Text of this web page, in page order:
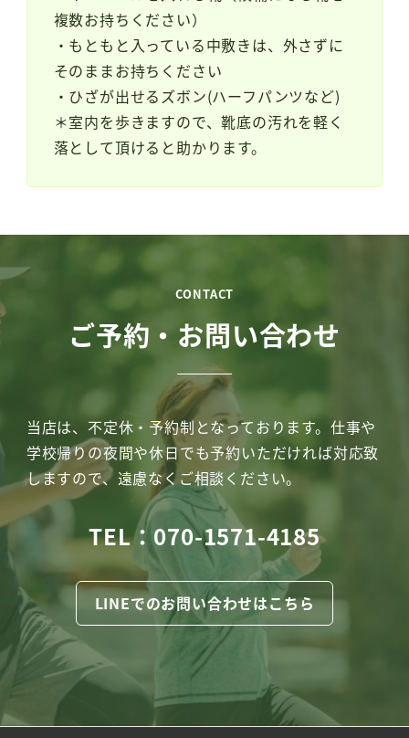
複数お持ちください）
・もともと入っている中敷きは、外さずに
そのままお持ちください
・ひざが出せるズボン(ハーフパンツなど)
＊室内を歩きますので、靴底の汚れを軽く
落として頂けると助かります。
CONTACT
ご予約・お問い合わせ
当店は、不定休・予約制となっております。仕事や
学校帰りの夜間や休日でも予約いただければ対応致
しますので、遠慮なくご相談ください。
TEL：070-1571-4185
LINEでのお問い合わせはこちら